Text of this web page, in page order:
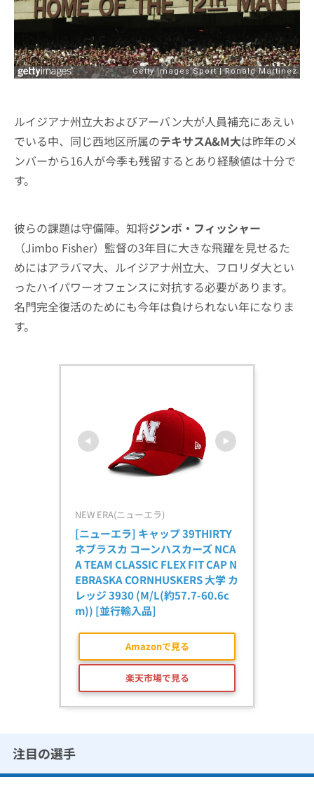
ルイジアナ州立大およびアーバン大が人員補充にあえい
でいる中、同じ西地区所属のテキサスA&M大は昨年のメ
ンバーから16人が今季も残留するとあり経験値は十分で
す。
彼らの課題は守備陣。知将ジンボ・フィッシャー
（Jimbo Fisher）監督の3年目に大きな飛躍を見せるた
めにはアラバマ大、ルイジアナ州立大、フロリダ大とい
ったハイパワーオフェンスに対抗する必要があります。
名門完全復活のためにも今年は負けられない年になりま
す。
NEW ERA(ニューエラ)
[ニューエラ] キャップ 39THIRTY
ネブラスカ コーンハスカーズ NCA
A TEAM CLASSIC FLEX FIT CAP N
EBRASKA CORNHUSKERS 大学 カ
レッジ 3930 (M/L(約57.7-60.6c
m)) [並行輸入品]
Amazonで見る
楽天市場で見る
注目の選手